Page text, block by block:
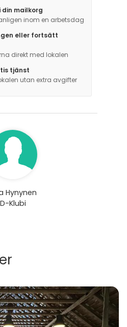
din mailkorg
inom en arbetsdag
eller fortsätt
direkt med lokalen
tjänst
utan extra avgifter
Hynynen
D-Klubi